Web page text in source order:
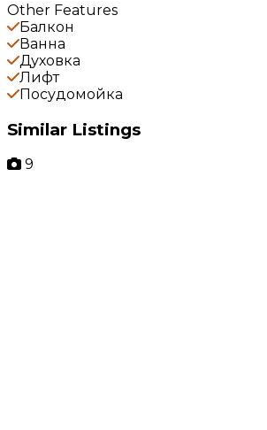
Other Features
Балкон
Ванна
Духовка
Лифт
Посудомойка
Similar Listings
9